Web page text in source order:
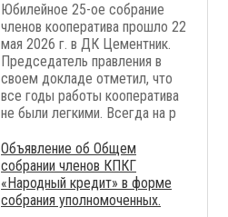
Юбилейное 25-ое собрание
членов кооператива прошло 22
мая 2026 г. в ДК Цементник.
Председатель правления в
своем докладе отметил, что
все годы работы кооператива
не были легкими. Всегда на р
Объявление об Общем
собрании членов КПКГ
«Народный кредит» в форме
собрания уполномоченных.